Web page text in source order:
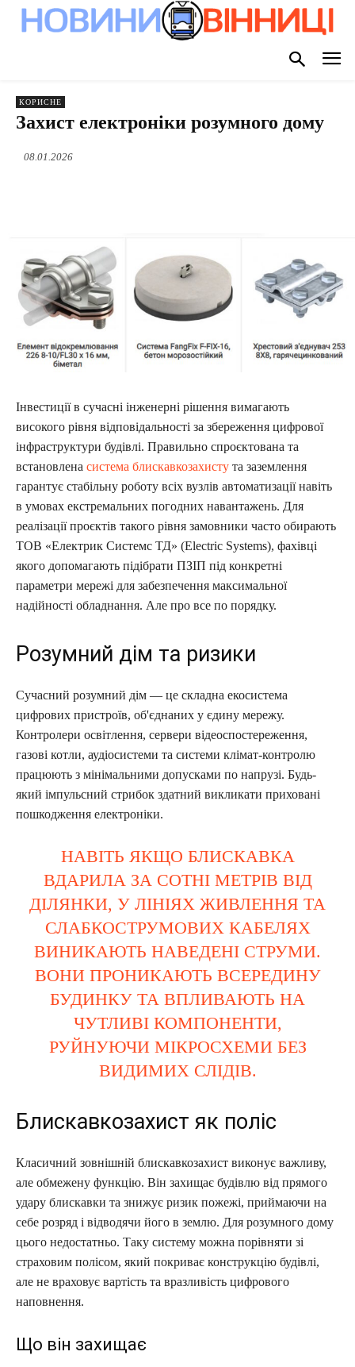
КОРИСНЕ
Захист електроніки розумного дому
08.01.2026
Інвестиції в сучасні інженерні рішення вимагають
високого рівня відповідальності за збереження цифрової
інфраструктури будівлі. Правильно спроєктована та
встановлена система блискавкозахисту та заземлення
гарантує стабільну роботу всіх вузлів автоматизації навіть
в умовах екстремальних погодних навантажень. Для
реалізації проєктів такого рівня замовники часто обирають
ТОВ «Електрик Системс ТД» (Electric Systems), фахівці
якого допомагають підібрати ПЗІП під конкретні
параметри мережі для забезпечення максимальної
надійності обладнання. Але про все по порядку.
Розумний дім та ризики
Сучасний розумний дім — це складна екосистема
цифрових пристроїв, об'єднаних у єдину мережу.
Контролери освітлення, сервери відеоспостереження,
газові котли, аудіосистеми та системи клімат-контролю
працюють з мінімальними допусками по напрузі. Будь-
який імпульсний стрибок здатний викликати приховані
пошкодження електроніки.
НАВІТЬ ЯКЩО БЛИСКАВКА
ВДАРИЛА ЗА СОТНІ МЕТРІВ ВІД
ДІЛЯНКИ, У ЛІНІЯХ ЖИВЛЕННЯ ТА
СЛАБКОСТРУМОВИХ КАБЕЛЯХ
ВИНИКАЮТЬ НАВЕДЕНІ СТРУМИ.
ВОНИ ПРОНИКАЮТЬ ВСЕРЕДИНУ
БУДИНКУ ТА ВПЛИВАЮТЬ НА
ЧУТЛИВІ КОМПОНЕНТИ,
РУЙНУЮЧИ МІКРОСХЕМИ БЕЗ
ВИДИМИХ СЛІДІВ.
Блискавкозахист як поліс
Класичний зовнішній блискавкозахист виконує важливу,
але обмежену функцію. Він захищає будівлю від прямого
удару блискавки та знижує ризик пожежі, приймаючи на
себе розряд і відводячи його в землю. Для розумного дому
цього недостатньо. Таку систему можна порівняти зі
страховим полісом, який покриває конструкцію будівлі,
але не враховує вартість та вразливість цифрового
наповнення.
Що він захищає